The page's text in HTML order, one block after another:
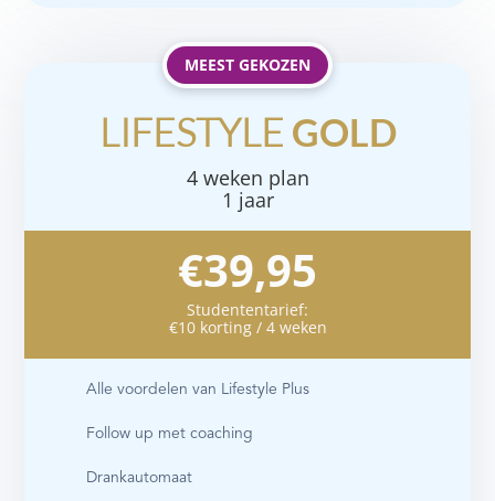
LIFESTYLE GOLD
4 weken plan
1 jaar
€39,95
Studententarief:
€10 korting / 4 weken
Alle voordelen van Lifestyle Plus
Follow up met coaching
Drankautomaat
MEEST GEKOZEN